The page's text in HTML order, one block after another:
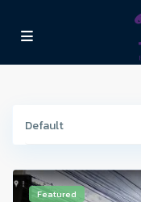
Default
Featured